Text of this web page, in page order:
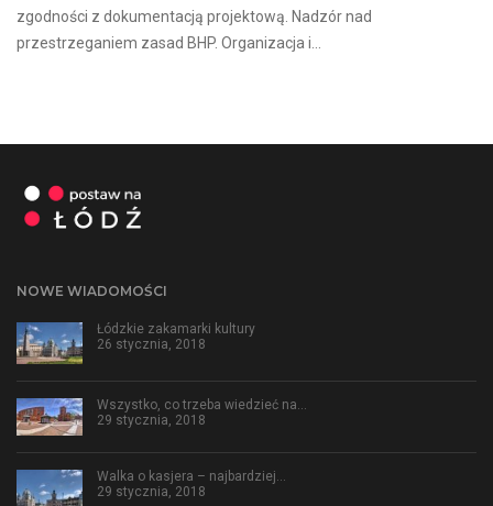
zgodności z dokumentacją projektową. Nadzór nad
przestrzeganiem zasad BHP. Organizacja i...
NOWE WIADOMOŚCI
Łódzkie zakamarki kultury
26 stycznia, 2018
Wszystko, co trzeba wiedzieć na…
29 stycznia, 2018
Walka o kasjera – najbardziej…
29 stycznia, 2018